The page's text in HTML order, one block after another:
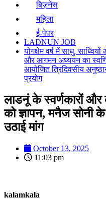
बिज़नेस
महिला
ई-पेपर
LADNUN JOB
योगक्षेम वर्ष में साधु,
और आगमन अध्ययन का
आयोजित त्रिदिवसीय
प्रयोग
लाडनूं के स्वर्णकारों और
को ज्ञापन, मनैज
उठाई मांग
October 13, 2025
11:03 pm
kalamkala